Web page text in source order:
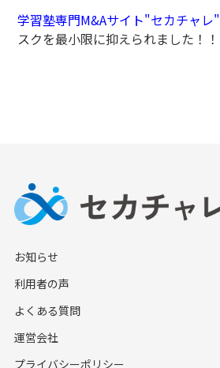
学習塾専門M&Aサイト"セカチャレ"
スクを最小限に抑えられました！！
お知らせ
利用者の声
よくある質問
運営会社
プライバシーポリシー